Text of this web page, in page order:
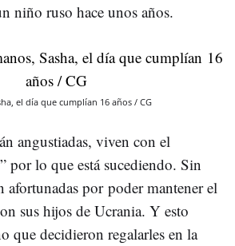
niño ruso hace unos años.
el día que cumplían 16 años / CG
angustiadas, viven con el
por lo que está sucediendo. Sin
afortunadas por poder mantener el
sus hijos de Ucrania. Y esto
que decidieron regalarles en la